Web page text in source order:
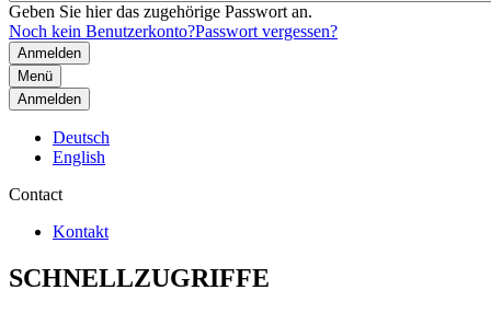
Geben Sie hier das zugehörige Passwort an.
Noch kein Benutzerkonto?Passwort vergessen?
Menü
Anmelden
Deutsch
English
Contact
Kontakt
SCHNELLZUGRIFFE